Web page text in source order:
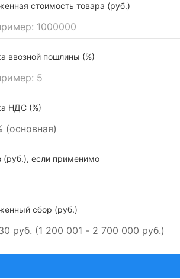
стоимость товара (руб.)
ввозной пошлины (%)
НДС (%)
(руб.), если применимо
сбор (руб.)